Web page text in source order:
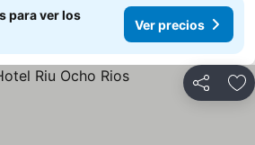
para ver los
Ver precios
Compartir